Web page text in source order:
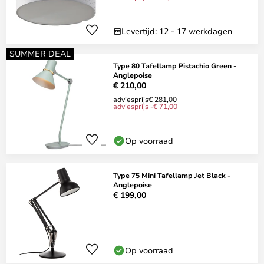
Levertijd: 12 - 17 werkdagen
SUMMER DEAL
Type 80 Tafellamp Pistachio Green -
Anglepoise
€ 210,00
adviesprijs€ 281,00
adviesprijs -€ 71,00
Op voorraad
Type 75 Mini Tafellamp Jet Black -
Anglepoise
€ 199,00
Op voorraad